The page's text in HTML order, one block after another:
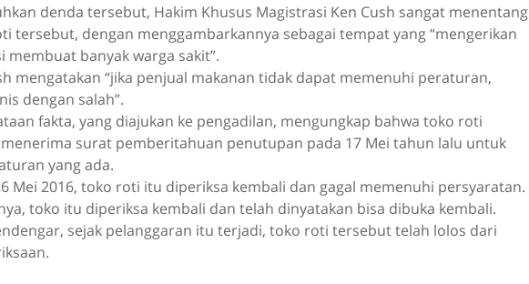
denda tersebut, Hakim Khusus Magistrasi Ken Cush sangat menentang
tersebut, dengan menggambarkannya sebagai tempat yang “mengerikan
membuat banyak warga sakit”.
mengatakan “jika penjual makanan tidak dapat memenuhi peraturan,
dengan salah”.
fakta, yang diajukan ke pengadilan, mengungkap bahwa toko roti
surat pemberitahuan penutupan pada 17 Mei tahun lalu untuk
yang ada.
Mei 2016, toko roti itu diperiksa kembali dan gagal memenuhi persyaratan.
toko itu diperiksa kembali dan telah dinyatakan bisa dibuka kembali.
sejak pelanggaran itu terjadi, toko roti tersebut telah lolos dari